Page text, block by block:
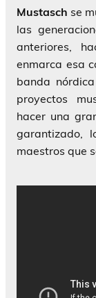
Mustasch se
las
anteriores,
enmarca esa
banda
proyectos
hacer una
garantizado,
maestros que